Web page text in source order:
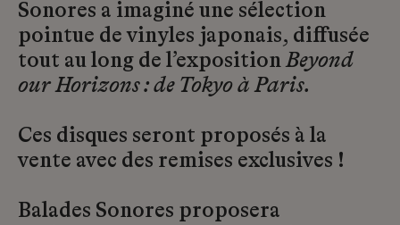
Sonores a imaginé une sélection
pointue de vinyles japonais, diffusée
tout au long de l’expositionBeyond
our Horizons : de Tokyo à Paris.
Ces disques seront proposés à la
vente avec des remises exclusives !
Balades Sonores proposera